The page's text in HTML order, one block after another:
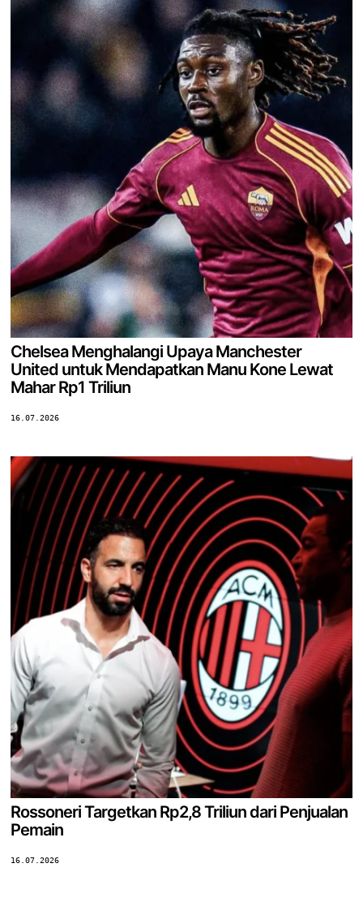
Chelsea Menghalangi Upaya Manchester
United untuk Mendapatkan Manu Kone Lewat
Mahar Rp1 Triliun
16.07.2026
Rossoneri Targetkan Rp2,8 Triliun dari Penjualan
Pemain
16.07.2026